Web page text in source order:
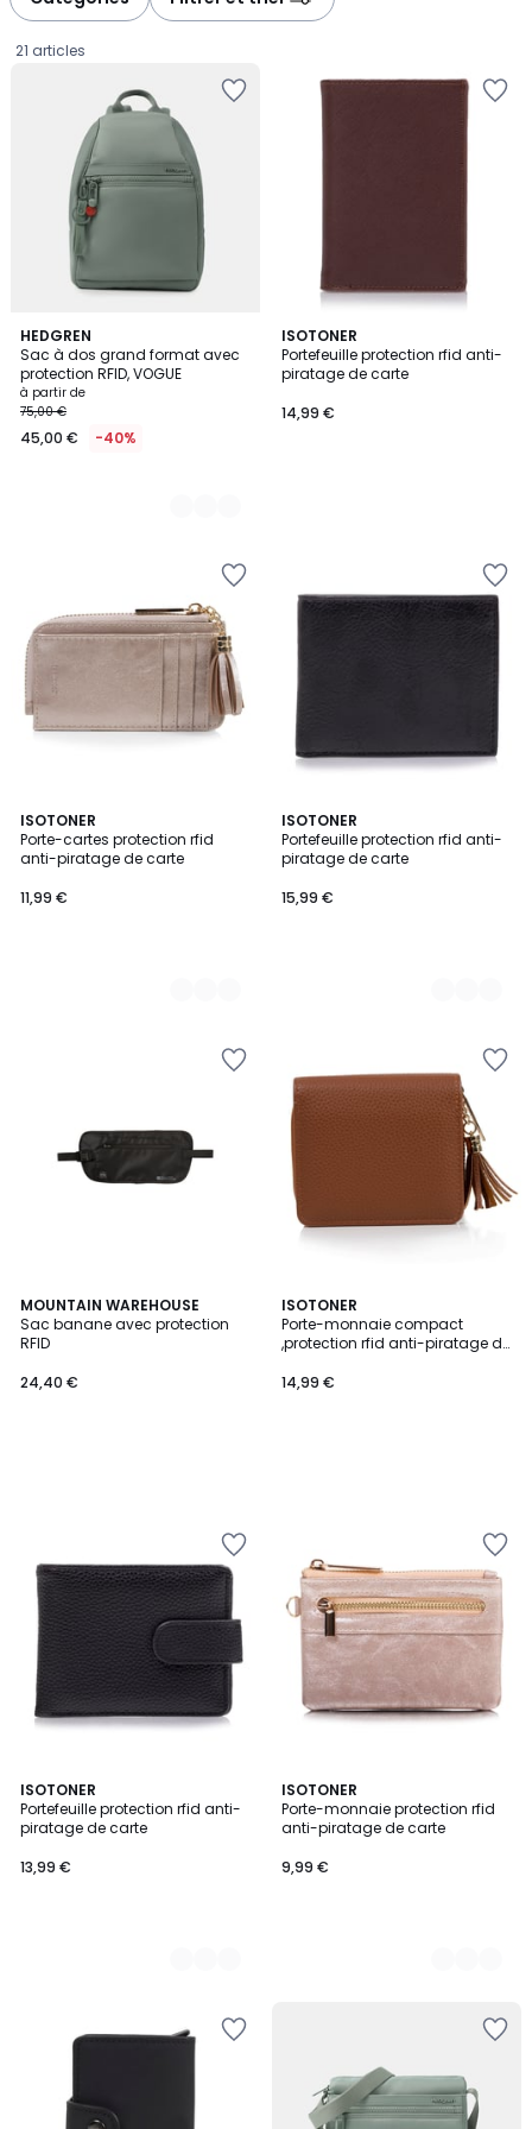
21 articles
HEDGREN
Sac à dos grand format avec
protection RFID, VOGUE
Prix
à
partir
€
40%
de
réduction
appliquée.
à partir de
75,00 €
45,00 € -40%
4
Couleurs
ISOTONER
Portefeuille protection rfid anti-
piratage de carte
14,99 €
ISOTONER
Porte-cartes protection rfid
anti-piratage de carte
11,99 €
3
Couleurs
ISOTONER
Portefeuille protection rfid anti-
piratage de carte
15,99 €
2
Couleurs
MOUNTAIN WAREHOUSE
Sac banane avec protection
RFID
24,40 €
ISOTONER
Porte-monnaie compact
,protection rfid anti-piratage de
14,99 €
ISOTONER
Portefeuille protection rfid anti-
piratage de carte
13,99 €
2
Couleurs
ISOTONER
Porte-monnaie protection rfid
anti-piratage de carte
9,99 €
4
Couleurs